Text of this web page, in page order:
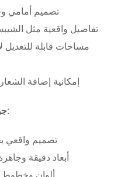
تصميم أمامي
تفاصيل واقعية مثل
مساحات قابلة للتعديل
إمكانية إضافة
جودة فوتولوك عالية:
تصميم واقعي
أبعاد دقيقة